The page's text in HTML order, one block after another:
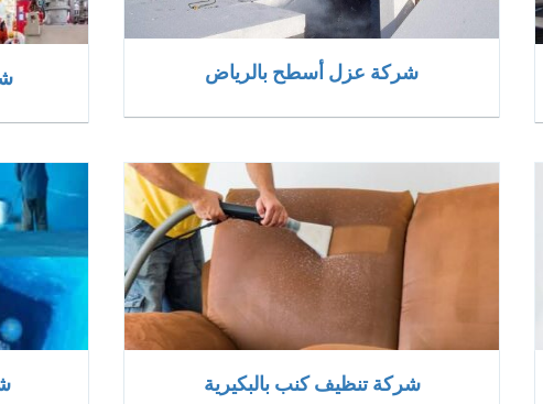
شركة عزل أسطح بالرياض
شركة تنظيف كنب بالبكيرية